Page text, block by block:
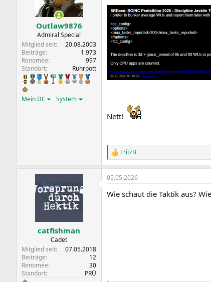
n
e
n
:
Outlaw9876
Admiral Special
Mitglied seit
20.08.2003
Beiträge
1.973
Renomée
997
Standort
Ruhrpott
Mein DC System
Nett!
R
e
a
k
i
FritzB
catfishman
Cadet
Mitglied seit
07.05.2018
Beiträge
12
Renomée
30
Standort
PRÜ
05.05.2026
Wie schaut die Taktik aus?